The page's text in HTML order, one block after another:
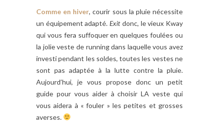
Comme en hiver, courir sous la pluie nécessite
un équipement adapté.Exit donc, le vieux Kway
qui vous fera suffoquer en quelques foulées ou
la jolie veste de running dans laquelle vous avez
investi pendant les soldes, toutes les vestes ne
sont pas adaptée à la lutte contre la pluie.
Aujourd’hui, je vous propose donc un petit
guide pour vous aider à choisir LA veste qui
vous aidera à « fouler » les petites et grosses
averses.